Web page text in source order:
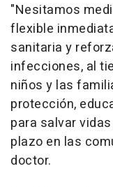
"Nesitamos
flexible
sanitaria y
infecciones, al
niños y las
protección,
para salvar
plazo en las
doctor.